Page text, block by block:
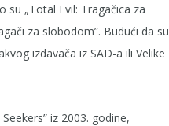
„Total Evil: Tragačica za
za slobodom”. Budući da su
izdavača iz SAD-a ili Velike
iz 2003. godine,